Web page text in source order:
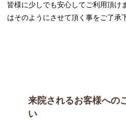
皆様に少しでも安心してご利用頂け
はそのようにさせて頂く事をご了承
来院されるお客様への
い